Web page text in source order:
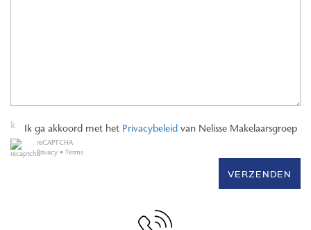
Ik ga akkoord met het Privacybeleid van Nelisse Makelaarsgroep
reCAPTCHA
Privacy • Terms
VERZENDEN